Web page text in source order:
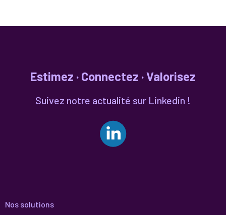
Estimez · Connectez · Valorisez
Suivez notre actualité sur Linkedin !
Nos solutions